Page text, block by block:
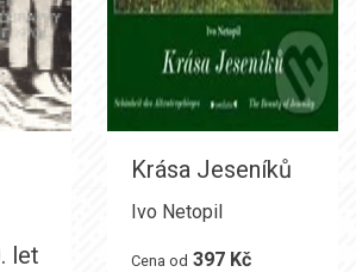
let
Krása Jeseníků
Ivo Netopil
Cena od 397 Kč